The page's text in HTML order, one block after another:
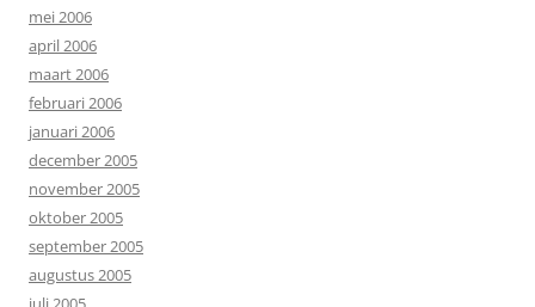
mei 2006
april 2006
maart 2006
februari 2006
januari 2006
december 2005
november 2005
oktober 2005
september 2005
augustus 2005